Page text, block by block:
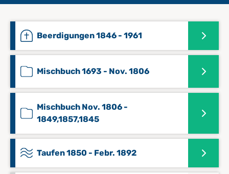
Beerdigungen 1846 - 1961
Mischbuch 1693 - Nov. 1806
Mischbuch Nov. 1806 -
1849,1857,1845
Taufen 1850 - Febr. 1892